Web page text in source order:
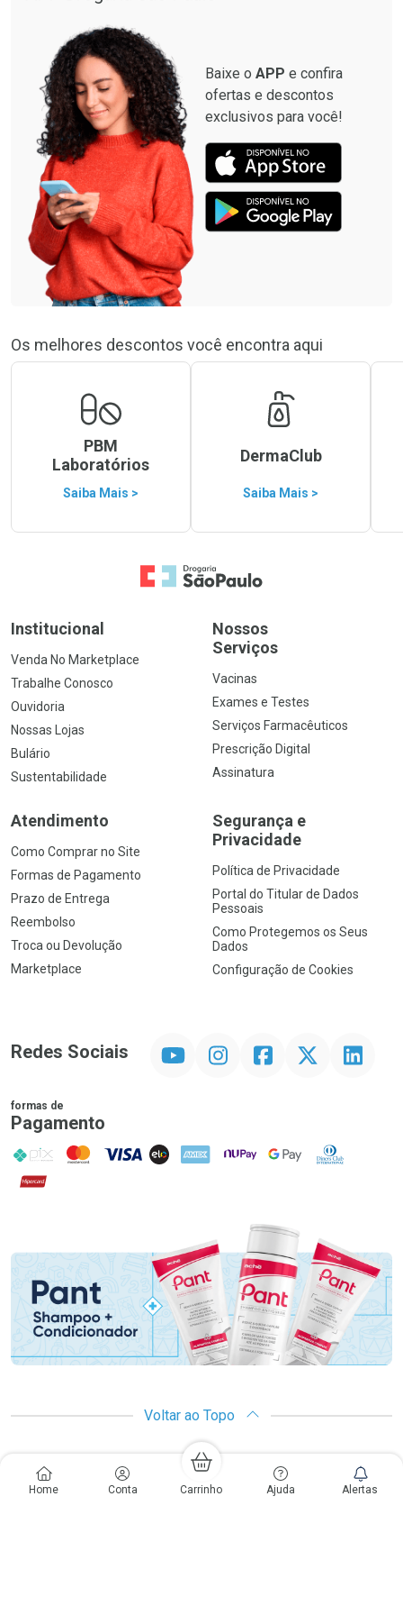
Home Conta Carrinho Ajuda Alertas
Baixe o APP e confira
ofertas e descontos
exclusivos para você!
Os melhores descontos você encontra aqui
PBM
Laboratórios
Saiba Mais >
DermaClub
Saiba Mais >
Ir para a Home
Institucional
Venda No Marketplace
Trabalhe Conosco
Ouvidoria
Nossas Lojas
Bulário
Sustentabilidade
Nossos
Serviços
Vacinas
Exames e Testes
Serviços Farmacêuticos
Prescrição Digital
Assinatura
Atendimento
Como Comprar no Site
Formas de Pagamento
Prazo de Entrega
Reembolso
Troca ou Devolução
Marketplace
Segurança e
Privacidade
Política de Privacidade
Portal do Titular de Dados
Pessoais
Como Protegemos os Seus
Dados
Configuração de Cookies
Redes Sociais InstagramFacebookTwitter Linkedin
formas de
Pagamento
PIX MasterCard
VISA ELO AMEX NuPay Google PayDiners Club
Hipercard
Voltar ao Topo
CopyrightCopyright © Drogaria São Paulo S.A. | CNPJ: 61.412.110/0565-33